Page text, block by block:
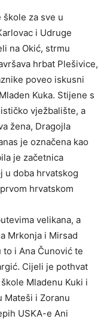
za sve u
i Udruge
na Okić, strmu
hrbat Plešivice,
poveo iskusni
Kuka. Stijene s
vježbalište, a
žena, Dragojla
je označena kao
je začetnica
u doba hrvatskog
hrvatskom
velikana, a
Mrkonja i Mirsad
to i Ana Čunović te
Cijeli je pothvat
Mladenu Kuki i
Mateši i Zoranu
USKA-e Ani